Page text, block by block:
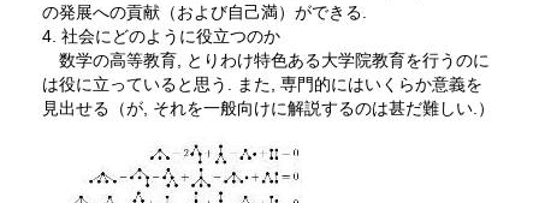
の発展への貢献（および自己満）ができる.
4. 社会にどのように役立つのか
数学の高等教育, とりわけ特色ある大学院教育を行うのに
は役に立っていると思う. また, 専門的にはいくらか意義を
見出せる（が, それを一般向けに解説するのは甚だ難しい.）